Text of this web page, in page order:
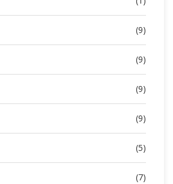
(9)
(9)
(9)
(9)
(5)
(7)